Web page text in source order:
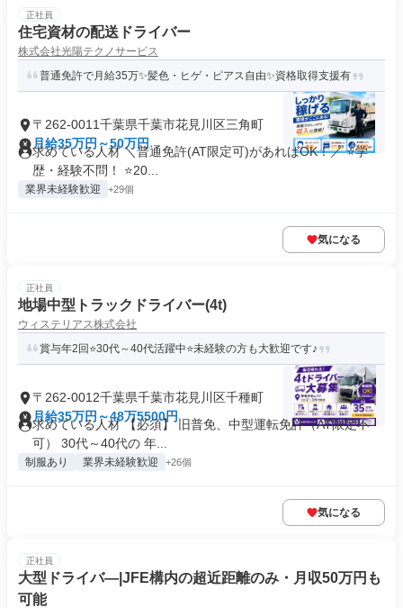
正社員
住宅資材の配送ドライバー
株式会社光陽テクノサービス
普通免許で月給35万✨髪色・ヒゲ・ピアス自由✨資格取得支援有
〒262-0011千葉県千葉市花見川区三角町
月給35万円～50万円
求めている人材 ＼普通免許(AT限定可)があればOK！／ ⭐学
歴・経験不問！ ⭐20...
業界未経験歓迎 +29個
気になる
正社員
地場中型トラックドライバー(4t)
ウィステリアス株式会社
賞与年2回⭐30代～40代活躍中⭐未経験の方も大歓迎です♪
〒262-0012千葉県千葉市花見川区千種町
月給35万円～48万5500円
求めている人材 【必須】 旧普免、中型運転免許（AT限定不
可） 30代～40代の 年...
制服あり 業界未経験歓迎 +26個
気になる
正社員
大型ドライバ―|JFE構内の超近距離のみ・月収50万円も
可能